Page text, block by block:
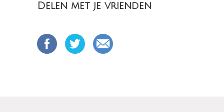
Delen met je vrienden